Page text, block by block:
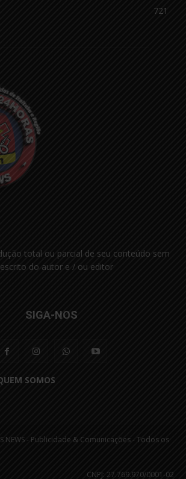
721
total ou parcial de seu conteúdo sem
do autor e / ou editor
SIGA-NOS
SOMOS
NEWS - Publicidade & Comunicações - Todos os
CNPJ: 27.769.970/0001-02